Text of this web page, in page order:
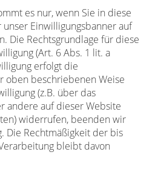
es nur, wenn Sie in diese
Einwilligungsbanner auf
Die Rechtsgrundlage für diese
(Art. 6 Abs. 1 lit. a
erfolgt die
oben beschriebenen Weise
(z.B. über das
andere auf dieser Website
widerrufen, beenden wir
Die Rechtmäßigkeit der bis
bleibt davon